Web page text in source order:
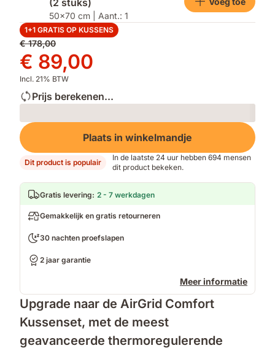
stevigheid
optimale
thermoregulatie
(2 stuks)
50x70 cm | Aant.: 1
1+1 GRATIS OP KUSSENS
Oorspronkelijke
prijs
€ 178,00
€ 178,00
Prijs
€ 89,00
€ 89,00
Incl. 21% BTW
Prijs berekenen...
Loading
Plaats in winkelmandje
Dit product is populair
In de laatste 24 uur hebben 694 mensen
dit product bekeken.
Gratis levering: 2 - 7 werkdagen
Gemakkelijk en gratis retourneren
30 nachten proefslapen
2 jaar garantie
Meer informatie
Upgrade naar de AirGrid Comfort
Kussenset, met de meest
geavanceerde thermoregulerende